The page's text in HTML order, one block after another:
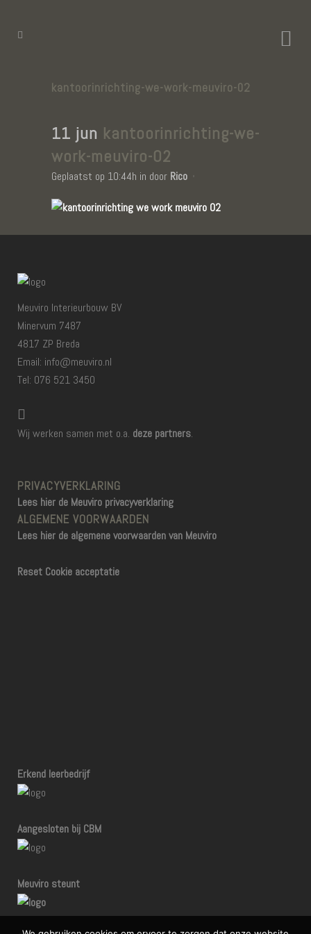
kantoorinrichting-we-work-meuviro-02
11 jun kantoorinrichting-we-
work-meuviro-02
Geplaatst op 10:44h in door Rico
Meuviro Interieurbouw BV
Minervum 7487
4817 ZP Breda
Email: info@meuviro.nl
Tel: 076 521 3450
Wij werken samen met o.a. deze partners.
PRIVACYVERKLARING
Lees hier de Meuviro privacyverklaring
ALGEMENE VOORWAARDEN
Lees hier de algemene voorwaarden van Meuviro
Reset Cookie acceptatie
Erkend leerbedrijf
Aangesloten bij CBM
Meuviro steunt